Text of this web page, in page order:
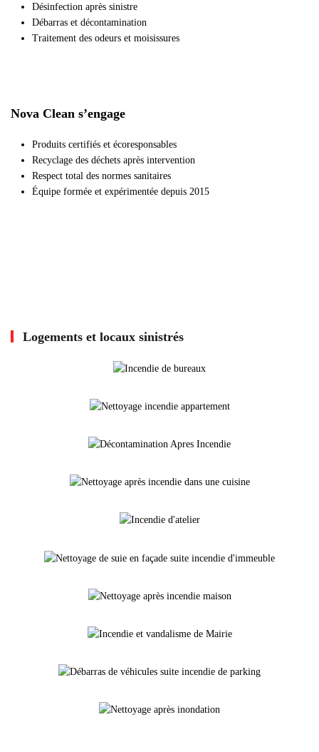
Désinfection après sinistre
Débarras et décontamination
Traitement des odeurs et moisissures
Nova Clean s’engage
Produits certifiés et écoresponsables
Recyclage des déchets après intervention
Respect total des normes sanitaires
Équipe formée et expérimentée depuis 2015
Logements et locaux sinistrés